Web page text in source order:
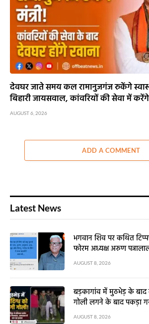
देवघर जाते समय कल रामानुजगंज रुकेंगे
बिहारी जायसवाल, कांवरियों की सेवा में
AUGUST 6, 2026
ADD A COMMENT
Latest News
भगवान शिव पर कथित
फोरम अध्यक्ष अरुण
AUGUST 8, 2026
बड़कागांव में मुठभेड़ के बाद
गोली लगने के बाद पकड़ा
AUGUST 8, 2026